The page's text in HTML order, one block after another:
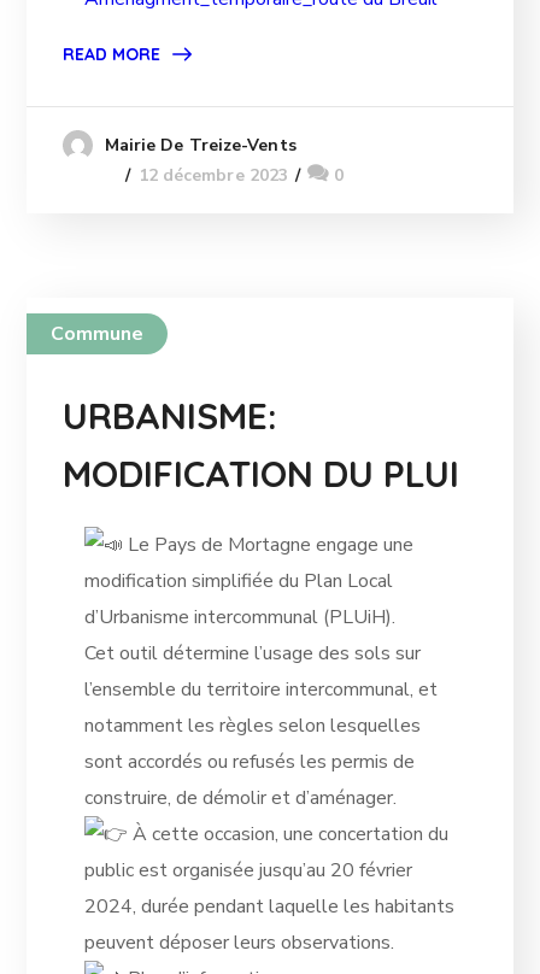
READ MORE
Mairie De Treize-Vents
12 décembre 2023
0
Commune
URBANISME:
MODIFICATION DU PLUI
Le Pays de Mortagne engage une
modification simplifiée du Plan Local
d’Urbanisme intercommunal (PLUiH).
Cet outil détermine l’usage des sols sur
l’ensemble du territoire intercommunal, et
notamment les règles selon lesquelles
sont accordés ou refusés les permis de
construire, de démolir et d’aménager.
À cette occasion, une concertation du
public est organisée jusqu’au 20 février
2024, durée pendant laquelle les habitants
peuvent déposer leurs observations.